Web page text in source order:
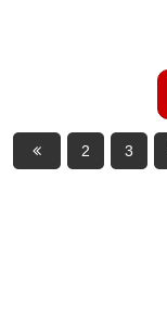
2 3